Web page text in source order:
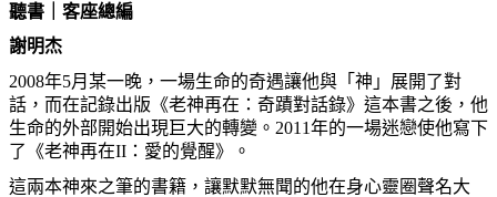
聽書｜客座總編
謝明杰
2008年5月某一晚，一場生命的奇遇讓他與「神」展開了對
話，而在記錄出版《老神再在：奇蹟對話錄》這本書之後，他
生命的外部開始出現巨大的轉變。 2011年的一場迷戀使他寫下
了《老神再在II ：愛的覺醒》。
這兩本神來之筆的書籍，讓默默無聞的他在身心靈圈聲名大